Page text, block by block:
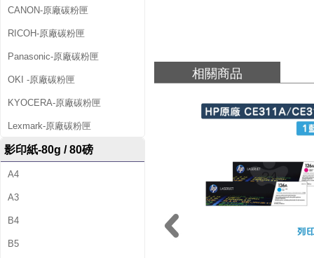
C
E
3
1
3
A
(
1
2
6
A
CANON-原廠碳粉匣
RICOH-原廠碳粉匣
Panasonic-原廠碳粉匣
OKI -原廠碳粉匣
KYOCERA-原廠碳粉匣
Lexmark-原廠碳粉匣
影印紙-80g / 80磅
A4
A3
B4
B5
相關商品